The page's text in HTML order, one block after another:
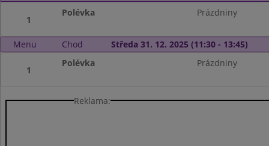
1
Polévka Prázdniny
Menu Chod Středa 31. 12. 2025 (11:30 - 13:45)
1
Polévka Prázdniny
Reklama: